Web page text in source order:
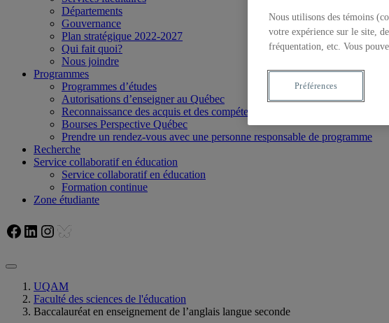
Départements
Gouvernance
Plan stratégique 2022-2027
Qui fait quoi?
Nous joindre
Programmes
Programmes d’études
Autorisations d’enseigner au Québec
Reconnaissance des acquis et des compétences
Bourses Perspective Québec
Prendre un rendez-vous avec une personne responsable de programme
Recherche
Service collaboratif en éducation
Service collaboratif en éducation
Formation continue
Zone étudiante
Facebook
LinkedIn
Instagram
Bluesky
UQAM
Faculté des sciences de l'éducation
Baccalauréat en enseignement de l’anglais langue seconde
Nous utilisons des témoins
votre expérience sur le site,
fréquentation, etc. Vous
Préférences